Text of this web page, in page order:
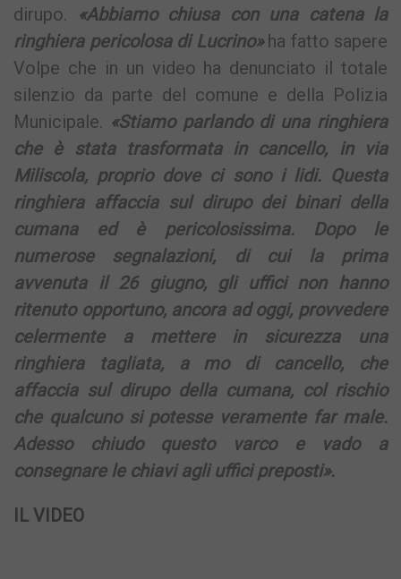
dirupo. «Abbiamo chiusa con una catena la
ringhiera pericolosa di Lucrino»ha fatto sapere
Volpe che in un video ha denunciato il totale
silenzio da parte del comune e della Polizia
Municipale. «Stiamo parlando di una ringhiera
che è stata trasformata in cancello, in via
Miliscola, proprio dove ci sono i lidi. Questa
ringhiera affaccia sul dirupo dei binari della
cumana ed è pericolosissima. Dopo le
numerose segnalazioni, di cui la prima
avvenuta il 26 giugno, gli uffici non hanno
ritenuto opportuno, ancora ad oggi, provvedere
celermente a mettere in sicurezza una
ringhiera tagliata, a mo di cancello, che
affaccia sul dirupo della cumana, col rischio
che qualcuno si potesse veramente far male.
Adesso chiudo questo varco e vado a
consegnare le chiavi agli uffici preposti».
IL VIDEO